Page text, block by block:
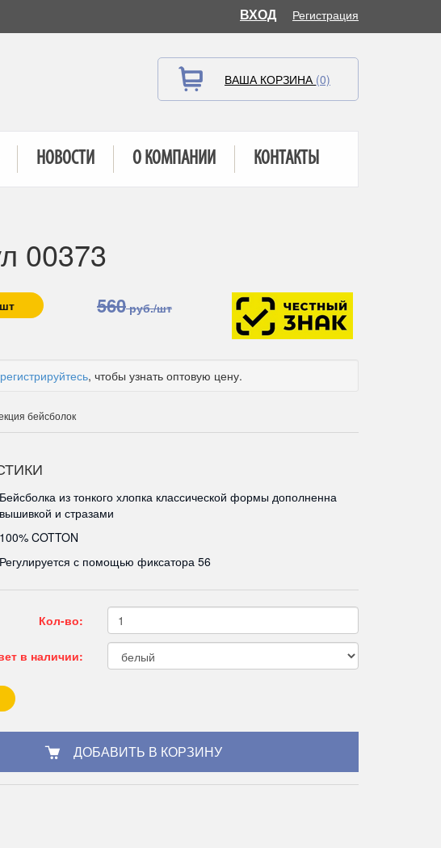
ВХОД Регистрация
ВАША КОРЗИНА (0)
НОВОСТИ О КОМПАНИИ КОНТАКТЫ
00373
560руб./шт
, чтобы узнать оптовую цену.
бейсболок
Бейсболка из тонкого хлопка классической формы дополненна
вышивкой и стразами
100% COTTON
Регулируется с помощью фиксатора 56
Кол-во:
в наличии: